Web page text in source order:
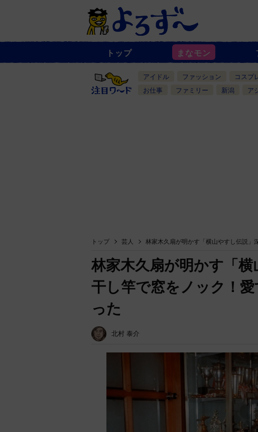
ュ
一
覧
トップ まなモン
アイドル ファッション コスプ
お仕事
ファミリー 新潟 ア
トップ 芸人 林家木久扇が明かす「横山やすし伝説」
林家木久扇が明かす「
干し竿で窓をノック！
った
北村 泰介